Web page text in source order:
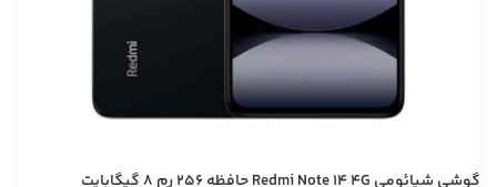
گوشی شیائومی Redmi Note 14 4G حافظه 256 رم 8 گیگابایت